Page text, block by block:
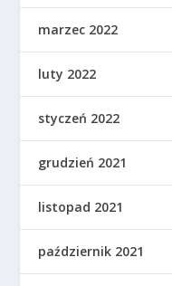
marzec 2022
luty 2022
styczeń 2022
grudzień 2021
listopad 2021
październik 2021